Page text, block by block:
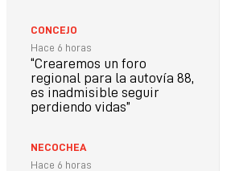
CONCEJO
Hace 6 horas
“Crearemos un foro
regional para la autovía 88,
es inadmisible seguir
perdiendo vidas”
NECOCHEA
Hace 6 horas